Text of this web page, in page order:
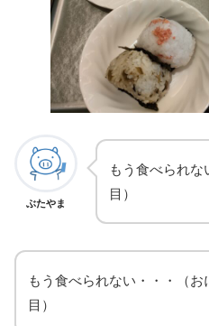
ぶたやま
もう食べられ
目）
もう食べられない・・・（お
目）